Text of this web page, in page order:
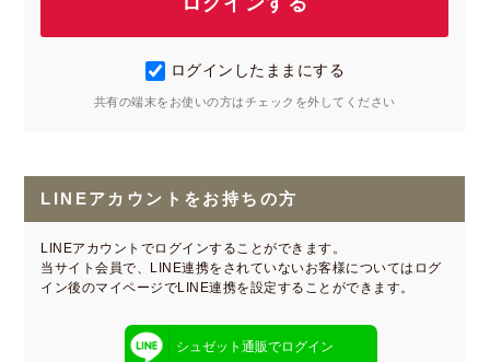
ログインしたままにする
共有の端末をお使いの方はチェックを外してください
LINEアカウントをお持ちの方
LINEアカウントでログインすることができます。
当サイト会員で、LINE連携をされていないお客様についてはログ
イン後のマイページでLINE連携を設定することができます。
シュゼット通販でログイン